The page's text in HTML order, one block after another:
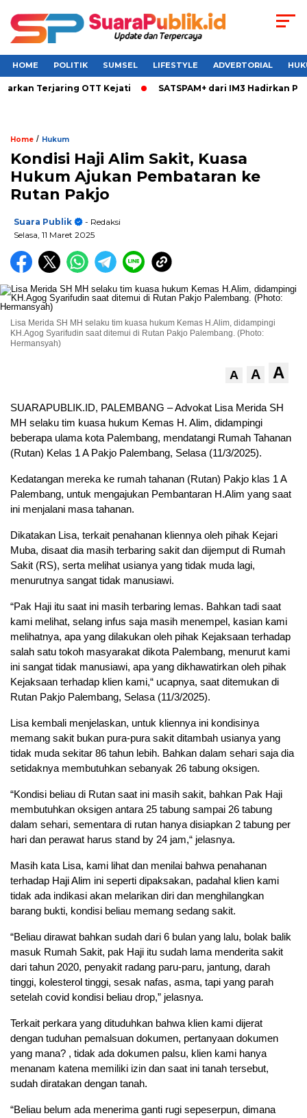
HOME POLITIK SUMSEL LIFESTYLE ADVERTORIAL
Terjaring OTT Kejati SATSPAM+ dari IM3 Hadirkan
Home / Hukum
Kondisi Haji Alim Sakit, Kuasa
Hukum Ajukan Pembataran ke
Rutan Pakjo
Suara Publik
- Redaksi
Selasa, 11 Maret 2025
Lisa Merida SH MH selaku tim kuasa hukum Kemas H.Alim, didampingi
KH.Agog Syarifudin saat ditemui di Rutan Pakjo Palembang. (Photo:
Hermansyah)
A A A
SUARAPUBLIK.ID, PALEMBANG – Advokat Lisa Merida SH
MH selaku tim kuasa hukum Kemas H. Alim, didampingi
beberapa ulama kota Palembang, mendatangi Rumah Tahanan
(Rutan) Kelas 1 A Pakjo Palembang, Selasa (11/3/2025).
Kedatangan mereka ke rumah tahanan (Rutan) Pakjo klas 1 A
Palembang, untuk mengajukan Pembantaran H.Alim yang saat
ini menjalani masa tahanan.
Dikatakan Lisa, terkait penahanan kliennya oleh pihak Kejari
Muba, disaat dia masih terbaring sakit dan dijemput di Rumah
Sakit (RS), serta melihat usianya yang tidak muda lagi,
menurutnya sangat tidak manusiawi.
“Pak Haji itu saat ini masih terbaring lemas. Bahkan tadi saat
kami melihat, selang infus saja masih menempel, kasian kami
melihatnya, apa yang dilakukan oleh pihak Kejaksaan terhadap
salah satu tokoh masyarakat dikota Palembang, menurut kami
ini sangat tidak manusiawi, apa yang dikhawatirkan oleh pihak
Kejaksaan terhadap klien kami,“ ucapnya, saat ditemukan di
Rutan Pakjo Palembang, Selasa (11/3/2025).
Lisa kembali menjelaskan, untuk kliennya ini kondisinya
memang sakit bukan pura-pura sakit ditambah usianya yang
tidak muda sekitar 86 tahun lebih. Bahkan dalam sehari saja dia
setidaknya membutuhkan sebanyak 26 tabung oksigen.
“Kondisi beliau di Rutan saat ini masih sakit, bahkan Pak Haji
membutuhkan oksigen antara 25 tabung sampai 26 tabung
dalam sehari, sementara di rutan hanya disiapkan 2 tabung per
hari dan perawat harus stand by 24 jam,“ jelasnya.
Masih kata Lisa, kami lihat dan menilai bahwa penahanan
terhadap Haji Alim ini seperti dipaksakan, padahal klien kami
tidak ada indikasi akan melarikan diri dan menghilangkan
barang bukti, kondisi beliau memang sedang sakit.
“Beliau dirawat bahkan sudah dari 6 bulan yang lalu, bolak balik
masuk Rumah Sakit, pak Haji itu sudah lama menderita sakit
dari tahun 2020, penyakit radang paru-paru, jantung, darah
tinggi, kolesterol tinggi, sesak nafas, asma, tapi yang parah
setelah covid kondisi beliau drop,” jelasnya.
Terkait perkara yang dituduhkan bahwa klien kami dijerat
dengan tuduhan pemalsuan dokumen, pertanyaan dokumen
yang mana? , tidak ada dokumen palsu, klien kami hanya
menanam katena memiliki izin dan saat ini tanah tersebut,
sudah diratakan dengan tanah.
“Beliau belum ada menerima ganti rugi sepeserpun, dimana